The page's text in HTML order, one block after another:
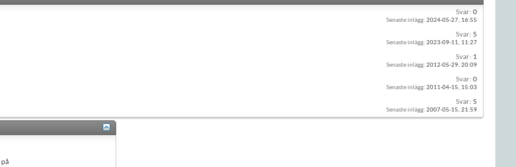
Svar: 0
Senaste inlägg: 2024-05-27, 16:55
Svar: 5
Senaste inlägg: 2023-09-11, 11:27
Svar: 1
Senaste inlägg: 2012-05-29, 20:09
Svar: 0
Senaste inlägg: 2011-04-15, 15:03
Svar: 5
Senaste inlägg: 2007-05-15, 21:59
på